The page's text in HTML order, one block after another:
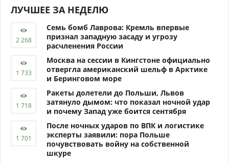
ЛУЧШЕЕ ЗА НЕДЕЛЮ
Семь бомб Лаврова: Кремль впервые
признал западную засаду и угрозу
расчленения России
Москва на сессии в Кингстоне официально
отвергла американский шельф в Арктике
и Беринговом море
Ракеты долетели до Польши, Львов
затянуло дымом: что показал ночной удар
и почему Запад уже боится сентября
После ночных ударов по ВПК и логистике
эксперты заявили: пора Польше
почувствовать войну на собственной
шкуре